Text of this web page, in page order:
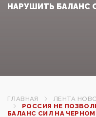
НАРУШИТЬ БАЛАНС
ГЛАВНАЯ
ЛЕНТА
РОССИЯ НЕ
БАЛАНС СИЛ НА